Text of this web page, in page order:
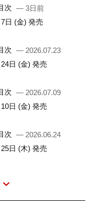
次 — 3日前
日 (金) 発売
次 — 2026.07.23
日 (金) 発売
次 — 2026.07.09
日 (金) 発売
次 — 2026.06.24
日 (木) 発売